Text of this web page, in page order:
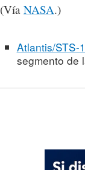
(Vía NASA.)
Atlantis/STS-
segmento de